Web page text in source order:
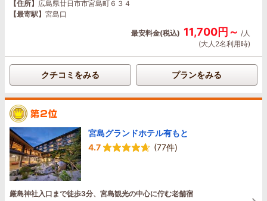
【住所】 広島県廿日市市宮島町６３４
【最寄駅】 宮島口
最安料金(税込) 11,700円～ /人
(大人2名利用時)
クチコミをみる プランをみる
宮島グランドホテル有もと
4.7
(77件)
厳島神社入口まで徒歩3分、宮島観光の中心に佇む老舗宿